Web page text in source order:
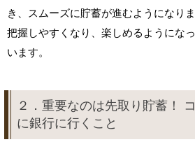
き、スムーズに貯蓄が進むようになり
把握しやすくなり、楽しめるようにな
います。
２．重要なのは先取り貯蓄！
に銀行に行くこと